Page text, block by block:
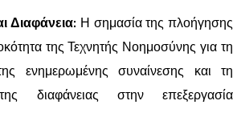
Διαφάνεια: Η σημασία της πλοήγησης
της Τεχνητής Νοημοσύνης για τη
ενημερωμένης συναίνεσης και τη
διαφάνειας στην επεξεργασία